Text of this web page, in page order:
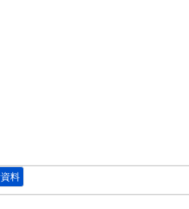
_ビル空調_室
料